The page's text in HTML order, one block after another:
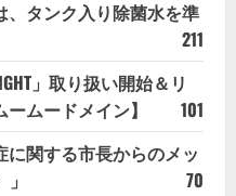
、タンク入り除菌水を準
211
」取り扱い開始＆リ
ムードメイン】
101
に関する市長からのメッ
70